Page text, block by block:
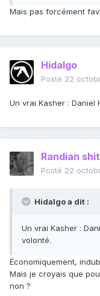
Mais pas forcément
Hidalgo
Posté 22
Un vrai Kasher : Daniel
Randian
Posté 22
Hidalgo a dit :
Un vrai Kasher :
volonté.
Économiquement,
Mais je croyais que
non ?